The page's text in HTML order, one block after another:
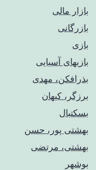
بازار مالی
بازرگانی
بازی
بازیهای آسیایی
بذرافکن، مهدی
برزگر، کیهان
بسکتبال
بهشتی پور، حسن
بهشتی، مرتضی
بوشهر